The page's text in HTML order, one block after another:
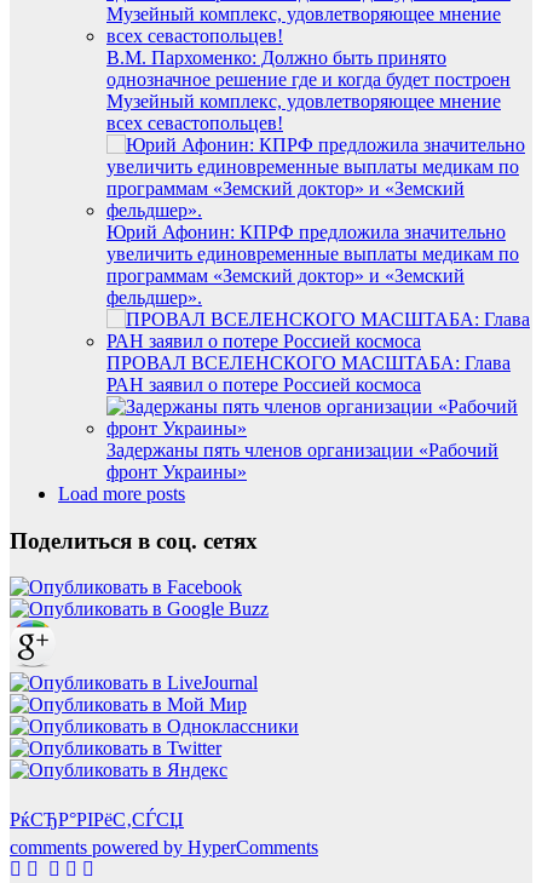
В.М. Пархоменко: Должно быть принято
однозначное решение где и когда будет построен
Музейный комплекс, удовлетворяющее мнение
всех севастопольцев!
Юрий Афонин: КПРФ предложила значительно
увеличить единовременные выплаты медикам по
программам «Земский доктор» и «Земский
фельдшер».
ПРОВАЛ ВСЕЛЕНСКОГО МАСШТАБА: Глава
РАН заявил о потере Россией космоса
Задержаны пять членов организации «Рабочий
фронт Украины»
Load more posts
Поделиться в соц. сетях
РќСЂР°РІРёС‚СЃСЏ
comments powered by HyperComments